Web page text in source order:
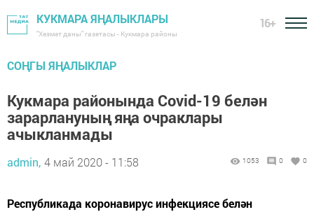
КУКМАРА ЯҢАЛЫКЛАРЫ
"Хезмәт даны" газетасы - Кукмара районы
16+
СОҢГЫ ЯҢАЛЫКЛАР
Кукмара районында Covid-19 белән
зарарлануның яңа очраклары
ачыкланмады
admin, 4 май 2020 - 11:58 1053 0 0
Республикада коронавирус инфекциясе белән